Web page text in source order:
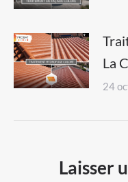
La
24
Laisser